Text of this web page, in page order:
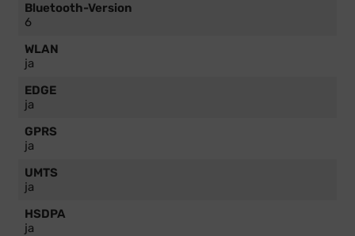
Bluetooth-Version
6
WLAN
ja
EDGE
ja
GPRS
ja
UMTS
ja
HSDPA
ja